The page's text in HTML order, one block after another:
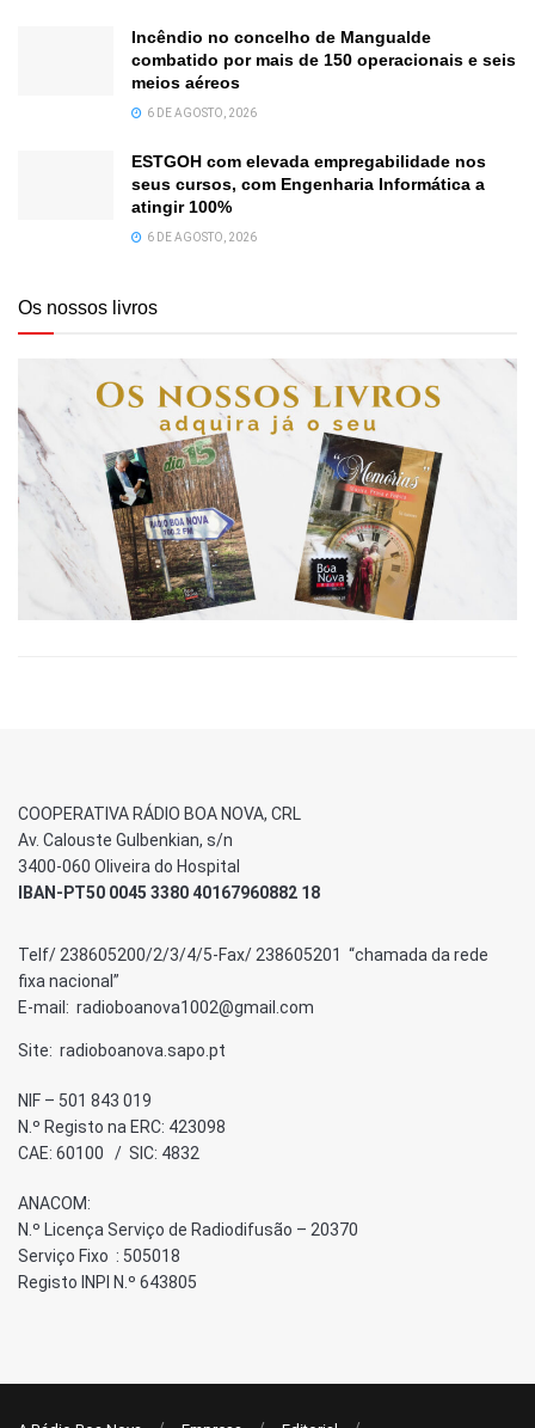
Incêndio no concelho de Mangualde
combatido por mais de 150 operacionais e seis
meios aéreos
6 DE AGOSTO, 2026
ESTGOH com elevada empregabilidade nos
seus cursos, com Engenharia Informática a
atingir 100%
6 DE AGOSTO, 2026
Os nossos livros
COOPERATIVA RÁDIO BOA NOVA, CRL
Av. Calouste Gulbenkian, s/n
3400-060 Oliveira do Hospital
IBAN-PT50 0045 3380 40167960882 18
Telf/ 238605200/2/3/4/5-Fax/ 238605201 “chamada da rede
fixa nacional”
E-mail: radioboanova1002@gmail.com
Site: radioboanova.sapo.pt
NIF – 501 843 019
N.º Registo na ERC: 423098
CAE: 60100 / SIC: 4832
ANACOM:
N.º Licença Serviço de Radiodifusão – 20370
Serviço Fixo : 505018
Registo INPI N.º 643805